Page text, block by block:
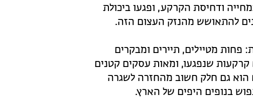
ודחיסת הקרקע, ופגעו ביכולת
להתאושש מהנזק העצום הזה.
מטיילים, תיירים ומבקרים
קרקעות שנפגעו, ומאות עסקים קטנים
הוא גם חלק חשוב מהחזרה לשגרה
בנופים היפים של הארץ.